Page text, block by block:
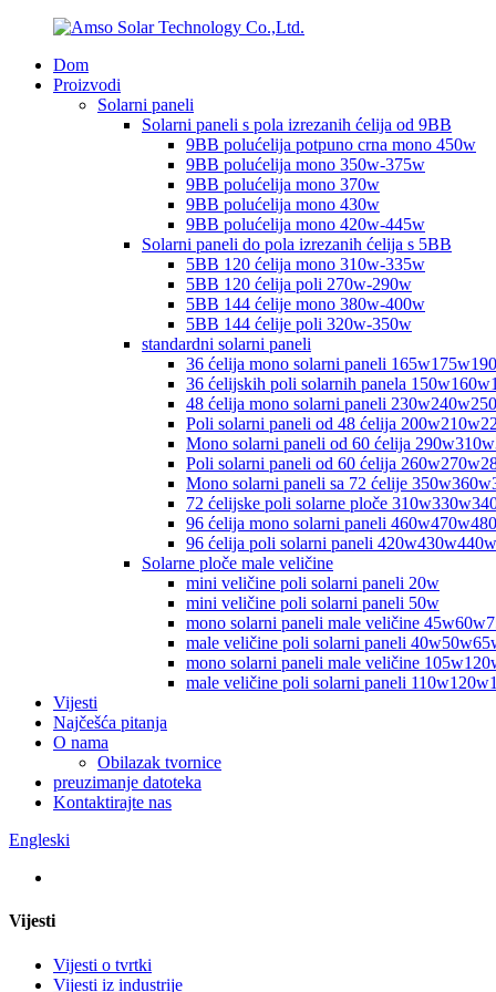
Dom
Proizvodi
Solarni paneli
Solarni paneli s pola izrezanih ćelija od 9BB
9BB polućelija potpuno crna mono 450w
9BB polućelija mono 350w-375w
9BB polućelija mono 370w
9BB polućelija mono 430w
9BB polućelija mono 420w-445w
Solarni paneli do pola izrezanih ćelija s 5BB
5BB 120 ćelija mono 310w-335w
5BB 120 ćelija poli 270w-290w
5BB 144 ćelije mono 380w-400w
5BB 144 ćelije poli 320w-350w
standardni solarni paneli
36 ćelija mono solarni paneli
36 ćelijskih poli solarnih panela
48 ćelija mono solarni paneli
Poli solarni paneli od 48 ćelija
Mono solarni paneli od 60 ćelija
Poli solarni paneli od 60 ćelija
Mono solarni paneli sa 72 ćelije
72 ćelijske poli solarne ploče
96 ćelija mono solarni paneli
96 ćelija poli solarni paneli
Solarne ploče male veličine
mini veličine poli solarni paneli 20w
mini veličine poli solarni paneli 50w
mono solarni paneli male veličine
male veličine poli solarni paneli
mono solarni paneli male veličine
male veličine poli solarni paneli
Vijesti
Najčešća pitanja
O nama
Obilazak tvornice
preuzimanje datoteka
Kontaktirajte nas
Engleski
Vijesti
Vijesti o tvrtki
Vijesti iz industrije